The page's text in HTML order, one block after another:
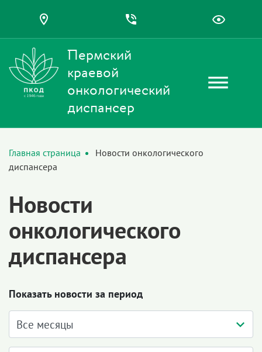
Пермский
краевой
онкологический
диспансер
Главная страница
Новости онкологического
диспансера
Новости
онкологического
диспансера
Показать новости за период